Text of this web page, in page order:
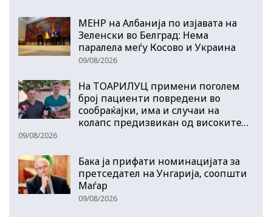
МЕНР на Албанија по изјавата на
Зеленски во Белград: Нема
паралела меѓу Косово и Украина
09/08/2026
На ТОАРИЛУЦ примени поголем
број пациенти повредени во
сообраќајки, има и случаи на
колапс предизвикан од високите…
09/08/2026
Бака ја прифати номинацијата за
претседател на Унгарија, соопшти
Маѓар
09/08/2026